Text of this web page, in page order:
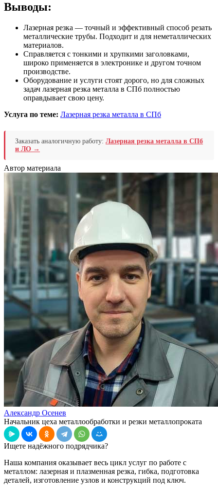
Выводы:
Лазерная резка — точный и эффективный способ резать
металлические трубы. Подходит и для неметаллических
материалов.
Справляется с тонкими и хрупкими заголовками,
широко применяется в электронике и другом точном
производстве.
Оборудование и услуги стоят дорого, но для сложных
задач лазерная резка металла в СПб полностью
оправдывает свою цену.
Услуга по теме: Лазерная резка металла в СПб
Заказать аналогичную работу: Лазерная резка металла в СПб
и ЛО →
Автор материала
Александр Осенев
Начальник цеха металлообработки и резки металлопроката
Ищете надёжного подрядчика?
Наша компания оказывает весь цикл услуг по работе с
металлом: лазерная и плазменная резка, гибка, подготовка
деталей, изготовление узлов и конструкций под ключ.